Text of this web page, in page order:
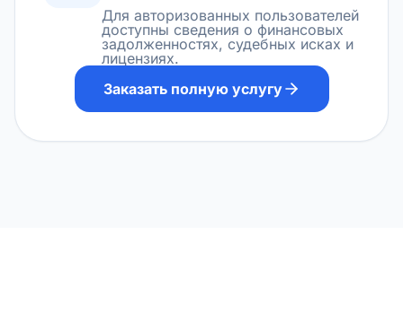
Для авторизованных пользователей
доступны сведения о финансовых
задолженностях, судебных исках и
лицензиях.
Заказать полную услугу